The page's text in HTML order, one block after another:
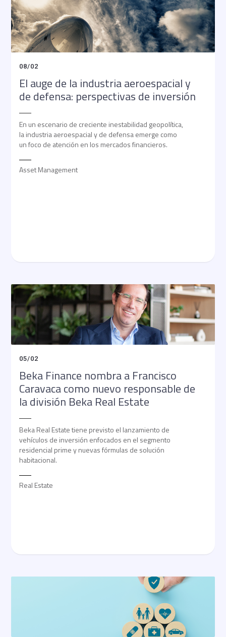
08/02
El auge de la industria aeroespacial y
de defensa: perspectivas de inversión
En un escenario de creciente inestabilidad geopolítica,
la industria aeroespacial y de defensa emerge como
un foco de atención en los mercados financieros.
Asset Management
05/02
Beka Finance nombra a Francisco
Caravaca como nuevo responsable de
la división Beka Real Estate
Beka Real Estate tiene previsto el lanzamiento de
vehículos de inversión enfocados en el segmento
residencial prime y nuevas fórmulas de solución
habitacional.
Real Estate